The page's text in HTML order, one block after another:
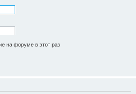
на форуме в этот раз